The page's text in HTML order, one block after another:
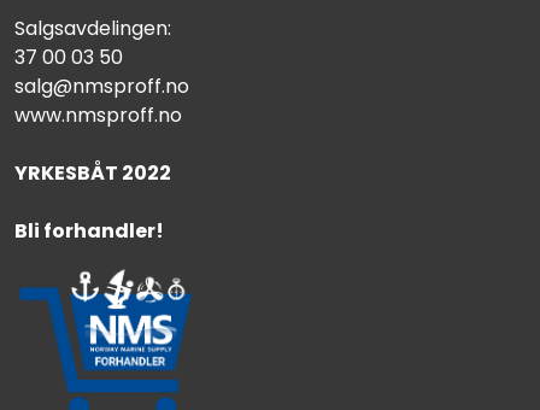
Salgsavdelingen:
37 00 03 50
salg@nmsproff.no
www.nmsproff.no
YRKESBÅT 2022
Bli forhandler!